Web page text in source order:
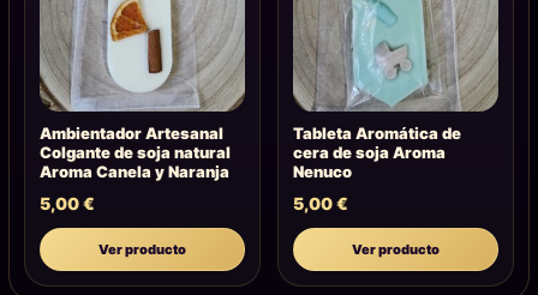
Ambientador Artesanal
Colgante de soja natural
Aroma Canela y Naranja
5,00€
Ver producto
Tableta Aromática de
cera de soja Aroma
Nenuco
5,00€
Ver producto